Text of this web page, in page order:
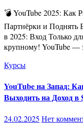
💣 YouTube 2025: Как Рвать Зарубежный YouTube Без
Партнёрки и Поднять
в 2025: Вход Только
крупному! YouTube —
Курсы
YouTube на Запад:
Выходить на Доход в
24.02.2025 Нет